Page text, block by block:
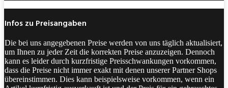
Infos zu Preisangaben
Die bei uns angegebenen Preise werden von uns täglich aktualisiert,
um Ihnen zu jeder Zeit die korrekten Preise anzuzeigen. Dennoch
kann es leider durch kurzfristige Preisschwankungen vorkommen,
dass die Preise nicht immer exakt mit denen unserer Partner Shops
übereinstimmen. Dies kann beispielsweise vorkommen, wenn ein